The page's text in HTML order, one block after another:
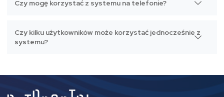
Czy mogę korzystać z systemu na telefonie?
Czy kilku użytkowników może korzystać jednocześnie z
systemu?